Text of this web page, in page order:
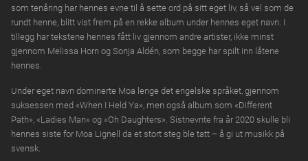
som tenåring har hennes evne til å sette ord på sitt eget liv, så vel som de
rundt henne, blitt vist frem på en rekke album under hennes eget navn. I
tillegg har tekstene hennes fått liv gjennom andre artister, ikke minst
gjennom Melissa Horn og Sonja Aldén, som begge har spilt inn låtene
hennes.
Under eget navn dominerte Moa lenge det engelske språket, gjennom
suksessen med «When I Held Ya», men også album som «Different
Path», «Ladies Man» og «Oh Daughters». Sistnevnte fra år 2020 skulle bli
hennes siste for Moa Lignell da et stort steg ble tatt – å gi ut musikk på
svensk.